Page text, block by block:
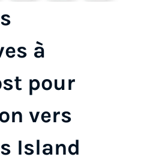
à
pour
vers
Island